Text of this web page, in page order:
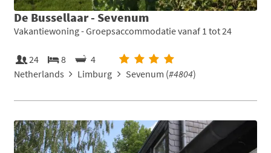
De Bussellaar - Sevenum
Vakantiewoning - Groepsaccommodatie vanaf 1 tot 24
24 8
4
Netherlands
Limburg Sevenum (#4804)